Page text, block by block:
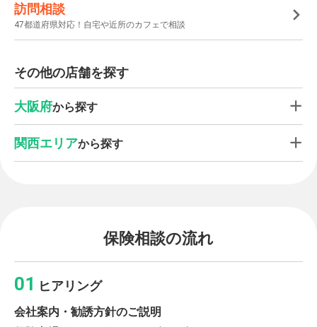
訪問相談
47都道府県対応！自宅や近所のカフェで相談
その他の店舗を探す
大阪府から探す
関西エリアから探す
保険相談の流れ
ヒアリング
会社案内・勧誘方針のご説明